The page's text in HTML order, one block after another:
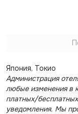
Япония, Токио
Администрация
любые изменения в
платных/
уведомления. Мы